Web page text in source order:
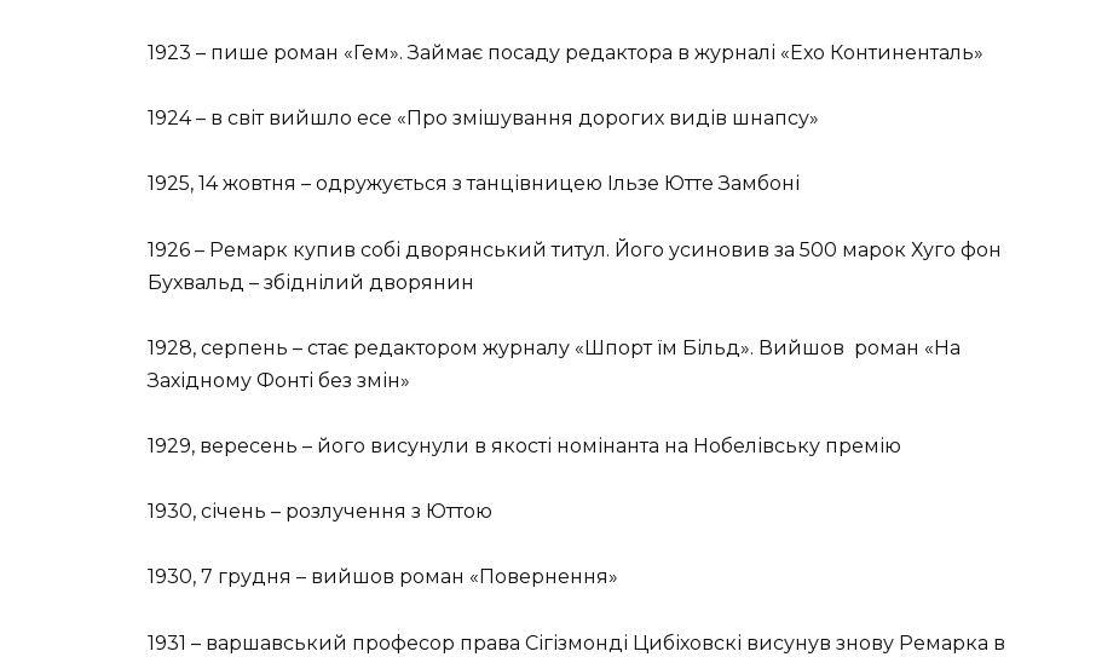
1923 – пише роман «Гем». Займає посаду редактора в журналі «Ехо Континенталь»
1924 – в світ вийшло есе «Про змішування дорогих видів шнапсу»
1925, 14 жовтня – одружується з танцівницею Ільзе Ютте Замбоні
1926 – Ремарк купив собі дворянський титул. Його усиновив за 500 марок Хуго фон
Бухвальд – збіднілий дворянин
1928, серпень – стає редактором журналу «Шпорт їм Більд». Вийшов роман «На
Західному Фонті без змін»
1929, вересень – його висунули в якості номінанта на Нобелівську премію
1930, січень – розлучення з Юттою
1930, 7 грудня – вийшов роман «Повернення»
1931 – варшавський професор права Сігізмонді Цибіховскі висунув знову Ремарка в